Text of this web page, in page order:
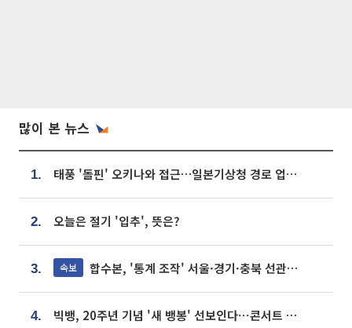
많이 본 뉴스
1. 태풍 '돌핀' 오키나와 접근…일본기상청 경로 업데이트
2. 오늘은 절기 '입추', 뜻은?
3. 속보 합수본, '통계 조작' 서울·경기·충북 선관위 등 추가 압수수색
4. 빅뱅, 20주년 기념 '새 뱅봉' 선보인다⋯콘서트 앞두고 팝업 개최